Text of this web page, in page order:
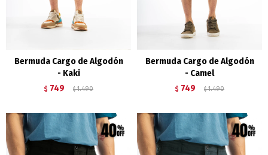
Bermuda Cargo de Algodón
- Kaki
$ 749 $ 1.490
Bermuda Cargo de Algodón
- Camel
$ 749 $ 1.490